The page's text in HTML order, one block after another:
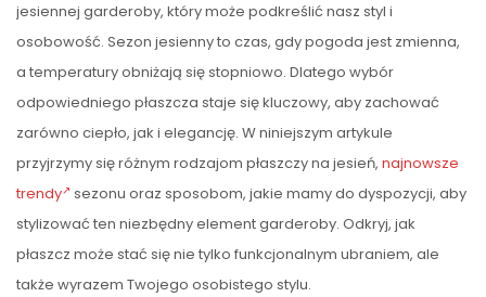
jesiennej garderoby, który może podkreślić nasz styl i
osobowość. Sezon jesienny to czas, gdy pogoda jest zmienna,
a temperatury obniżają się stopniowo. Dlatego wybór
odpowiedniego płaszcza staje się kluczowy, aby zachować
zarówno ciepło, jak i elegancję. W niniejszym artykule
przyjrzymy się różnym rodzajom płaszczy na jesień, najnowsze
trendy sezonu oraz sposobom, jakie mamy do dyspozycji, aby
stylizować ten niezbędny element garderoby. Odkryj, jak
płaszcz może stać się nie tylko funkcjonalnym ubraniem, ale
także wyrazem Twojego osobistego stylu.